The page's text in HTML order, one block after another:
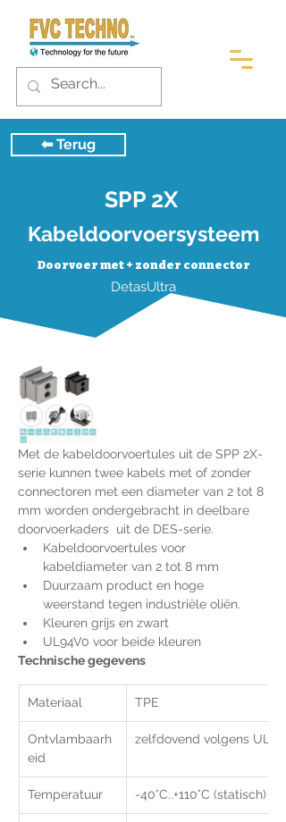
⬅︎ Terug
SPP 2X
Kabeldoorvoersysteem
Doorvoer met + zonder connector
DetasUltra
Met de kabeldoorvoertules uit de SPP 2X-
serie kunnen twee kabels met of zonder
connectoren met een diameter van 2 tot 8
mm worden ondergebracht in deelbare
doorvoerkaders  uit de DES-serie.
Kabeldoorvoertules voor
kabeldiameter van 2 tot 8 mm
Duurzaam product en hoge
weerstand tegen industriële oliën.
Kleuren grijs en zwart
UL94V0 voor beide kleuren
Technische gegevens
Materiaal TPE
Ontvlambaarh
eid
zelfdovend volgens
Temperatuur -40°C..+110°C (statisch)